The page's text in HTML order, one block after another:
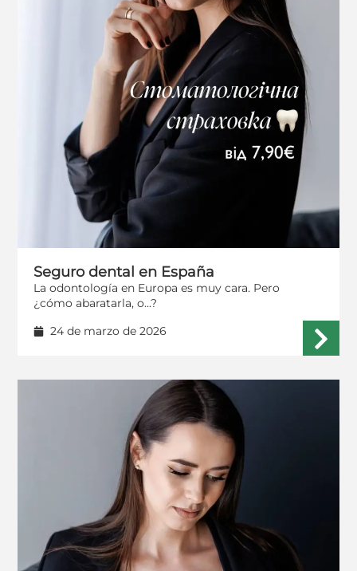
Seguro dental en España
La odontología en Europa es muy cara. Pero
¿cómo abaratarla, o...?
24 de marzo de 2026